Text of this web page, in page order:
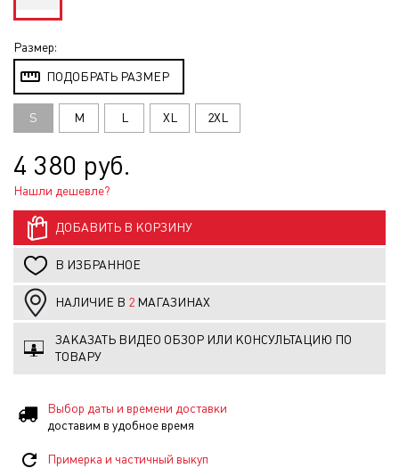
Размер:
ПОДОБРАТЬ РАЗМЕР
S M L XL 2XL
4 380 руб.
Нашли дешевле?
ДОБАВИТЬ В КОРЗИНУ
В ИЗБРАННОЕ
НАЛИЧИЕ В 2 МАГАЗИНАХ
ЗАКАЗАТЬ ВИДЕО ОБЗОР ИЛИ КОНСУЛЬТАЦИЮ ПО
ТОВАРУ
Выбор даты и времени доставки
доставим в удобное время
Примерка и частичный выкуп